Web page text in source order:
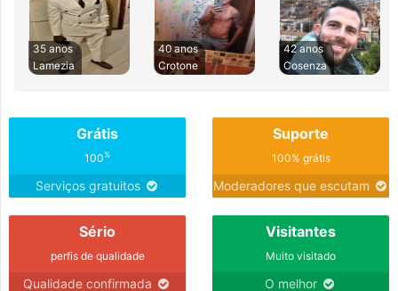
35 anos
Lamezia
40 anos
Crotone
42 anos
Cosenza
Grátis
100%
Serviços gratuitos
Suporte
100% grátis
Moderadores que escutam
Sério
perfis de qualidade
Qualidade confirmada
Visitantes
Muito visitado
O melhor